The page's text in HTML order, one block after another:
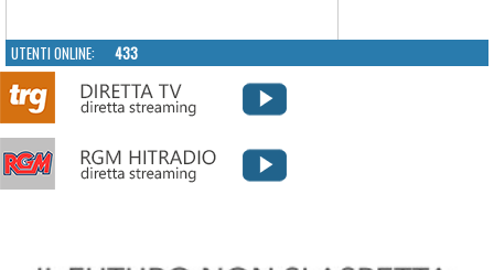
UTENTI ONLINE: 433